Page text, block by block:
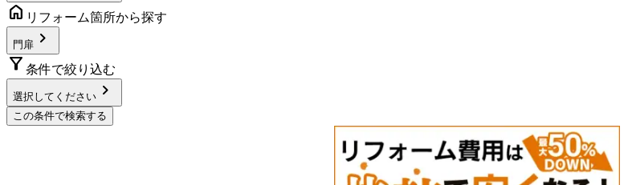
home リフォーム箇所から探す
門扉 chevron_right
filter_alt 条件で絞り込む
選択してください chevron_right
この条件で検索する